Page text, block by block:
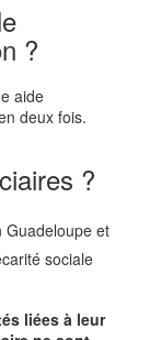
?
aide
deux fois.
?
Guadeloupe et
sociale
liées à leur